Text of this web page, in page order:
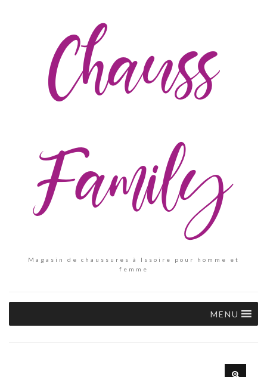
Chauss
Family
Magasin de chaussures à Issoire pour homme et
femme
MENU